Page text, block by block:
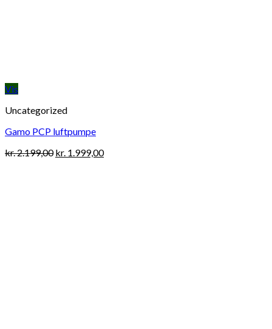
Vis
Uncategorized
Gamo PCP luftpumpe
kr.2.199,00 Original
kr. 1.999,00Current